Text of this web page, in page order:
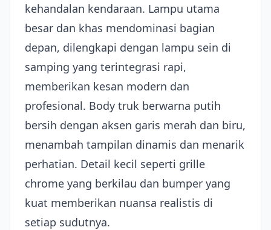
kehandalan kendaraan. Lampu utama
besar dan khas mendominasi bagian
depan, dilengkapi dengan lampu sein di
samping yang terintegrasi rapi,
memberikan kesan modern dan
profesional. Body truk berwarna putih
bersih dengan aksen garis merah dan biru,
menambah tampilan dinamis dan menarik
perhatian. Detail kecil seperti grille
chrome yang berkilau dan bumper yang
kuat memberikan nuansa realistis di
setiap sudutnya.